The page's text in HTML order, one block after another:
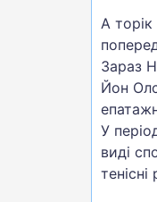
А
Зараз
Йон
У
виді